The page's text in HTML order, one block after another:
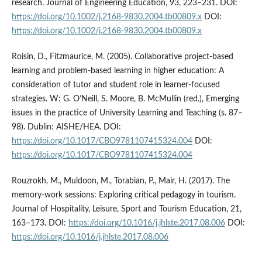
research. Journal of Engineering Education, 93, 223–231. DOI:
https://doi.org/10.1002/j.2168-9830.2004.tb00809.xDOI:
https://doi.org/10.1002/j.2168-9830.2004.tb00809.x
Roisin, D., Fitzmaurice, M. (2005). Collaborative project-based
learning and problem-based learning in higher education: A
consideration of tutor and student role in learner-focused
strategies. W: G. O’Neill, S. Moore, B. McMullin (red.), Emerging
issues in the practice of University Learning and Teaching (s. 87–
98). Dublin: AISHE/HEA. DOI:
https://doi.org/10.1017/CBO9781107415324.004DOI:
https://doi.org/10.1017/CBO9781107415324.004
Rouzrokh, M., Muldoon, M., Torabian, P., Mair, H. (2017). The
memory-work sessions: Exploring critical pedagogy in tourism.
Journal of Hospitality, Leisure, Sport and Tourism Education, 21,
163–173. DOI: https://doi.org/10.1016/j.jhlste.2017.08.006DOI:
https://doi.org/10.1016/j.jhlste.2017.08.006